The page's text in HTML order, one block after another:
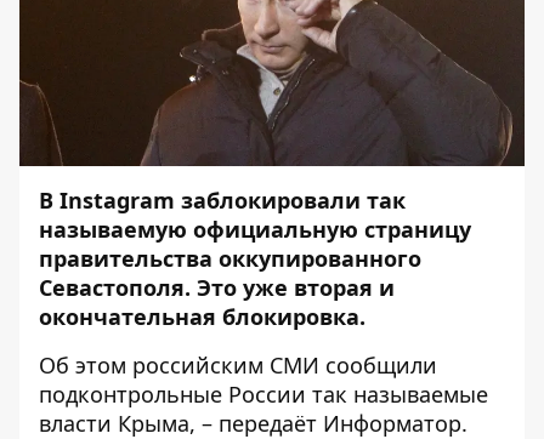
В Instagram заблокировали так
называемую официальную страницу
правительства оккупированного
Севастополя. Это уже вторая и
окончательная блокировка.
Об этом российским СМИ сообщили
подконтрольные России так называемые
власти Крыма, – передаёт Информатор.